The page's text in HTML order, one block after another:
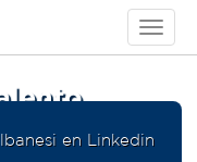
Toggle
en Linkedin